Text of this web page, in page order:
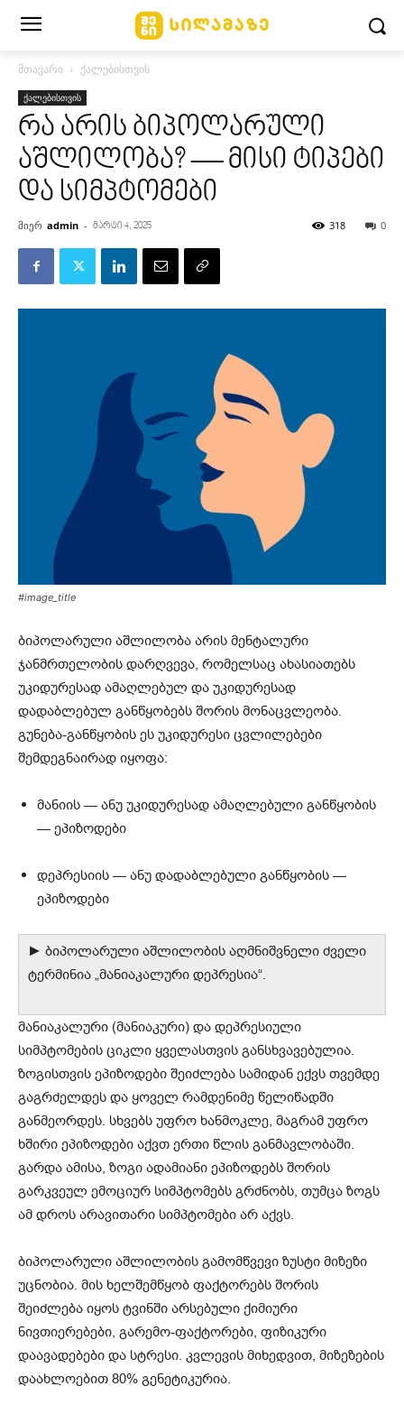
მთავარი ქალებისთვის
ქალებისთვის
რა არის ბიპოლარული
აშლილობა? — მისი ტიპები
და სიმპტომები
მიერ admin - მარტი 4, 2025 0
318
#image_title
ბიპოლარული აშლილობა არის მენტალური
ჯანმრთელობის დარღვევა, რომელსაც ახასიათებს
უკიდურესად ამაღლებულ და უკიდურესად
დადაბლებულ განწყობებს შორის მონაცვლეობა.
გუნება-განწყობის ეს უკიდურესი ცვლილებები
შემდეგნაირად იყოფა:
მანიის — ანუ უკიდურესად ამაღლებული განწყობის
— ეპიზოდები
დეპრესიის — ანუ დადაბლებული განწყობის —
ეპიზოდები
► ბიპოლარული აშლილობის აღმნიშვნელი ძველი
ტერმინია „მანიაკალური დეპრესია“.
მანიაკალური (მანიაკური) და დეპრესიული
სიმპტომების ციკლი ყველასთვის განსხვავებულია.
ზოგისთვის ეპიზოდები შეიძლება სამიდან ექვს თვემდე
გაგრძელდეს და ყოველ რამდენიმე წელიწადში
განმეორდეს. სხვებს უფრო ხანმოკლე, მაგრამ უფრო
ხშირი ეპიზოდები აქვთ ერთი წლის განმავლობაში.
გარდა ამისა, ზოგი ადამიანი ეპიზოდებს შორის
გარკვეულ ემოციურ სიმპტომებს გრძნობს, თუმცა ზოგს
ამ დროს არავითარი სიმპტომები არ აქვს.
ბიპოლარული აშლილობის გამომწვევი ზუსტი მიზეზი
უცნობია. მის ხელშემწყობ ფაქტორებს შორის
შეიძლება იყოს ტვინში არსებული ქიმიური
ნივთიერებები, გარემო-ფაქტორები, ფიზიკური
დაავადებები და სტრესი. კვლევის მიხედვით, მიზეზების
დაახლოებით 80% გენეტიკურია.